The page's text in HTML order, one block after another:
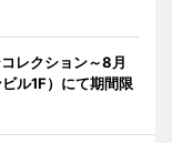
レクション～8月
ル1F）にて期間限